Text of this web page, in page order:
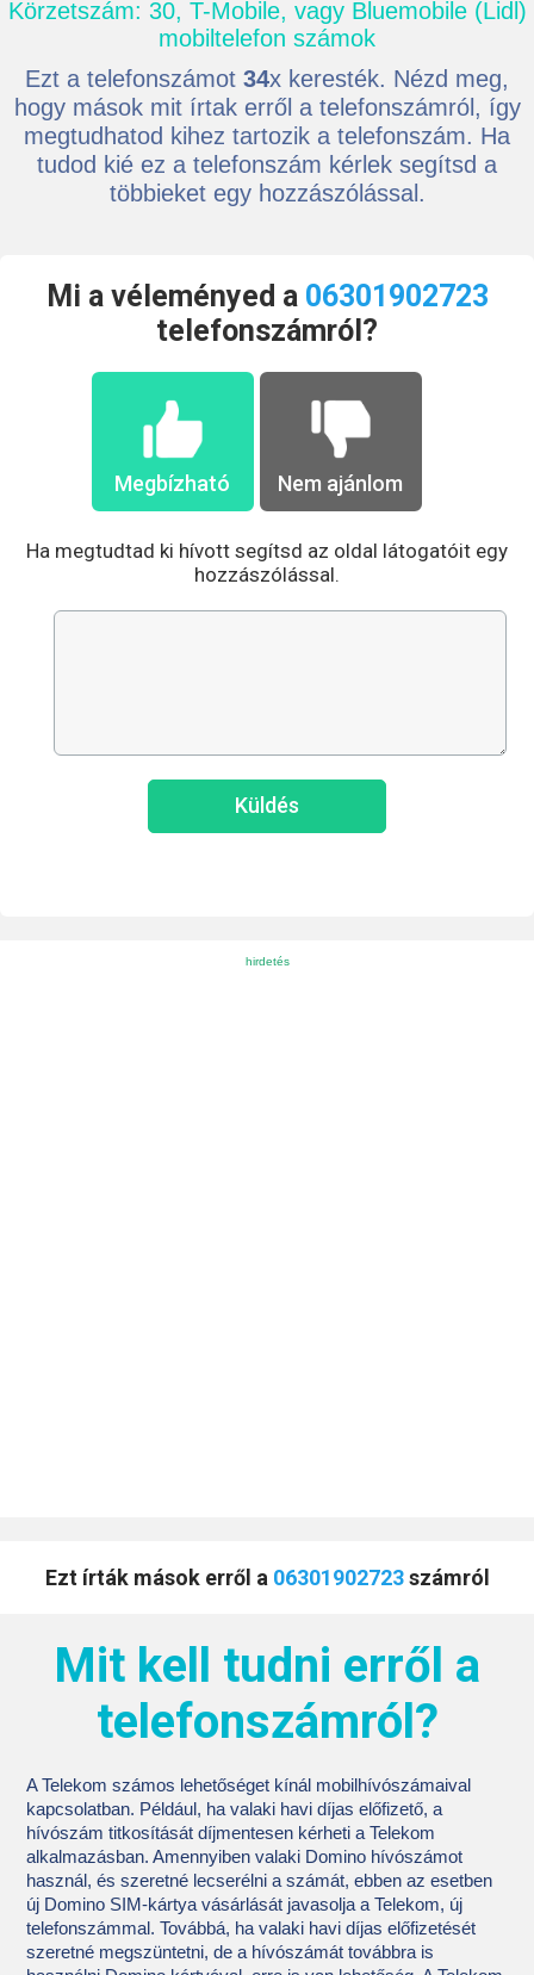
Körzetszám: 30, T-Mobile, vagy Bluemobile (Lidl)
mobiltelefon számok
Ezt a telefonszámot 34x keresték. Nézd meg,
hogy mások mit írtak erről a telefonszámról, így
megtudhatod kihez tartozik a telefonszám. Ha
tudod kié ez a telefonszám kérlek segítsd a
többieket egy hozzászólással.
Mi a véleményed a 06301902723
telefonszámról?
Megbízható Nem ajánlom
Ha megtudtad ki hívott segítsd az oldal látogatóit egy
hozzászólással.
Küldés
Ezt írták mások erről a 06301902723számról
Mit kell tudni erről a
telefonszámról?
A Telekom számos lehetőséget kínál mobilhívószámaival
kapcsolatban. Például, ha valaki havi díjas előfizető, a
hívószám titkosítását díjmentesen kérheti a Telekom
alkalmazásban. Amennyiben valaki Domino hívószámot
használ, és szeretné lecserélni a számát, ebben az esetben
új Domino SIM-kártya vásárlását javasolja a Telekom, új
telefonszámmal. Továbbá, ha valaki havi díjas előfizetését
szeretné megszüntetni, de a hívószámát továbbra is